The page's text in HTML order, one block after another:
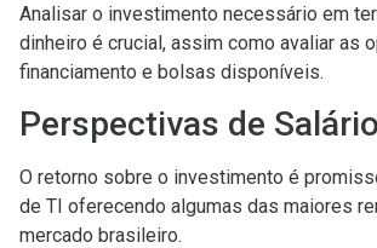
Analisar o investimento necessário em
dinheiro é crucial, assim como avaliar as
financiamento e bolsas disponíveis.
Perspectivas de Salário
O retorno sobre o investimento é
de TI oferecendo algumas das maiores
mercado brasileiro.